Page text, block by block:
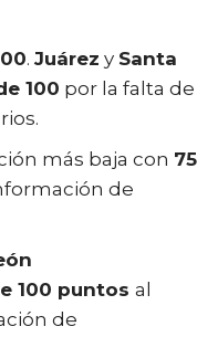
. Juárez y Santa
100 por la falta de
más baja con 75
de
100 puntos al
de